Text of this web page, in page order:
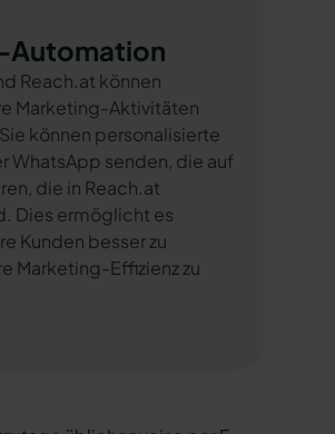
Automation
Reach.at können
Marketing-Aktivitäten
können personalisierte
WhatsApp senden, die auf
die in Reach.at
Dies ermöglicht es
Kunden besser zu
Marketing-Effizienz zu